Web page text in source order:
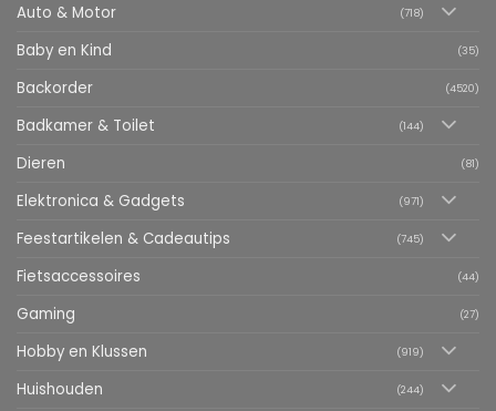
Auto & Motor (718)
Baby en Kind (35)
Backorder (4520)
Badkamer & Toilet (144)
Dieren (81)
Elektronica & Gadgets (971)
Feestartikelen & Cadeautips (745)
Fietsaccessoires (44)
Gaming (27)
Hobby en Klussen (919)
Huishouden (244)